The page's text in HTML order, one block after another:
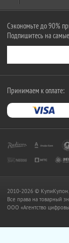
Сэкономьте до 90%
Подпишитесь на
Принимаем к оплате:
2010-2026 ©
Все права на товарный
OOO «Агентство